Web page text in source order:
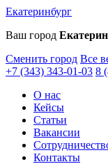
Екатеринбург
Ваш город
Сменить город Все
+7 (343) 343-01-03 8
О нас
Кейсы
Статьи
Вакансии
Контакты